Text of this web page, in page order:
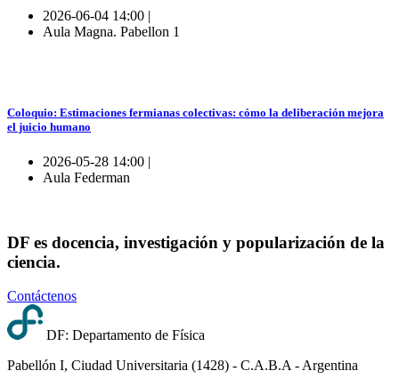
2026-06-04 14:00 |
Aula Magna. Pabellon 1
Coloquio: Estimaciones fermianas colectivas: cómo la deliberación mejora
el juicio humano
2026-05-28 14:00 |
Aula Federman
DF es docencia, investigación y popularización de la
ciencia.
Contáctenos
DF: Departamento de Física
Pabellón I, Ciudad Universitaria (1428) - C.A.B.A - Argentina